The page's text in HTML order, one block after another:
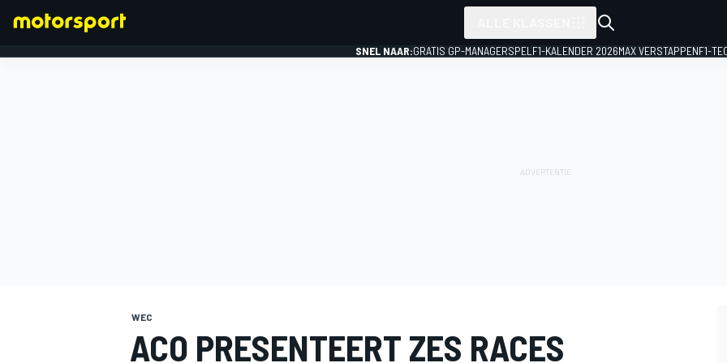
SNEL NAAR:GRATIS GP-MANAGERSPEL F1-KALENDER 2026MAX VERSTAPPENF1-
WEC
ACO PRESENTEERT ZES RACES